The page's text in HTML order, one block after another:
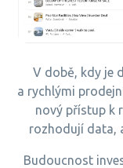
V době, kdy je
a rychlými
nový přístup k
rozhodují data,
Budoucnost